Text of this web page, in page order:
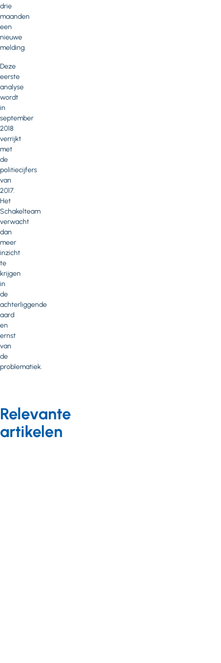
drie
maanden
een
nieuwe
melding.
Deze
eerste
analyse
wordt
in
september
2018
verrijkt
met
de
politiecijfers
van
2017.
Het
Schakelteam
verwacht
dan
meer
inzicht
te
krijgen
in
de
achterliggende
aard
en
ernst
van
de
problematiek.
Relevante
artikelen